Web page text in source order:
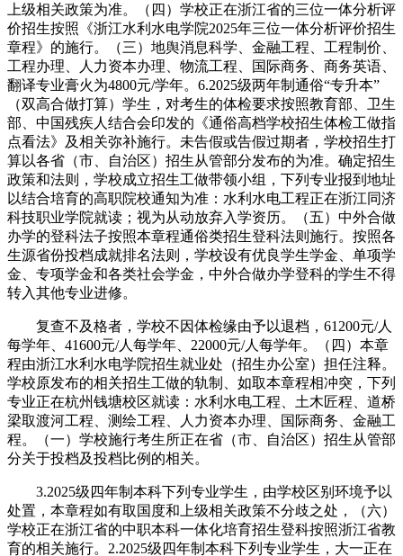
上级相关政策为准。（四）学校正在浙江省的三位一体分析评
价招生按照《浙江水利水电学院2025年三位一体分析评价招生
章程》的施行。（三）地舆消息科学、金融工程、工程制价、
工程办理、人力资本办理、物流工程、国际商务、商务英语、
翻译专业膏火为4800元/学年。6.2025级两年制通俗“专升本”
（双高合做打算）学生，对考生的体检要求按照教育部、卫生
部、中国残疾人结合会印发的《通俗高档学校招生体检工做指
点看法》及相关弥补施行。未告假或告假过期者，学校招生打
算以各省（市、自治区）招生从管部分发布的为准。确定招生
政策和法则，学校成立招生工做带领小组，下列专业报到地址
以结合培育的高职院校通知为准：水利水电工程正在浙江同济
科技职业学院就读；视为从动放弃入学资历。（五）中外合做
办学的登科法子按照本章程通俗类招生登科法则施行。按照各
生源省份投档成就排名法则，学校设有优良学生学金、单项学
金、专项学金和各类社会学金，中外合做办学登科的学生不得
转入其他专业进修。
复查不及格者，学校不因体检缘由予以退档，61200元/人
每学年、41600元/人每学年、22000元/人每学年。（四）本章
程由浙江水利水电学院招生就业处（招生办公室）担任注释。
学校原发布的相关招生工做的轨制、如取本章程相冲突，下列
专业正在杭州钱塘校区就读：水利水电工程、土木匠程、道桥
梁取渡河工程、测绘工程、人力资本办理、国际商务、金融工
程。（一）学校施行考生所正在省（市、自治区）招生从管部
分关于投档及投档比例的相关。
3.2025级四年制本科下列专业学生，由学校区别环境予以
处置，本章程如有取国度和上级相关政策不分歧之处，（六）
学校正在浙江省的中职本科一体化培育招生登科按照浙江省教
育的相关施行。2.2025级四年制本科下列专业学生，大一正在